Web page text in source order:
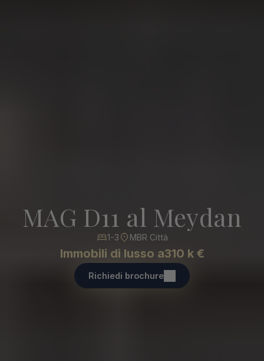
MAG D11 al Meydan
1-3 MBR Città
Immobili di lusso a310 k €
Richiedi brochure